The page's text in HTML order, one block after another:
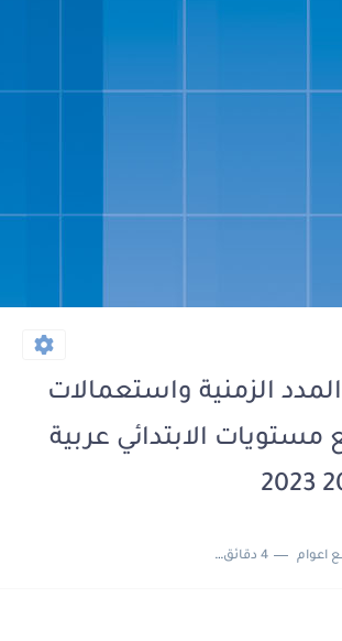
الزمنية واستعمالات
مستويات الابتدائي عربية
اعوام 4 دقائق للقراءة